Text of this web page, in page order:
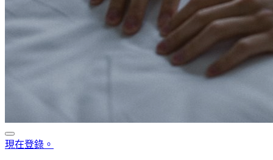
現在登錄。